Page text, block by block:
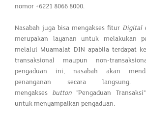
nomor +6221 8066 8000.
Nasabah juga bisa mengakses fitur Digital
merupakan layanan untuk melakukan
melalui Muamalat DIN apabila terdapat
transaksional maupun non-
pengaduan ini, nasabah akan
penanganan secara langsung.
mengakses button "Pengaduan
untuk menyampaikan pengaduan.